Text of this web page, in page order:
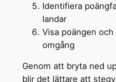
Identifiera
landar
Visa poängen
omgång
Genom att bryta ned
blir det lättare att